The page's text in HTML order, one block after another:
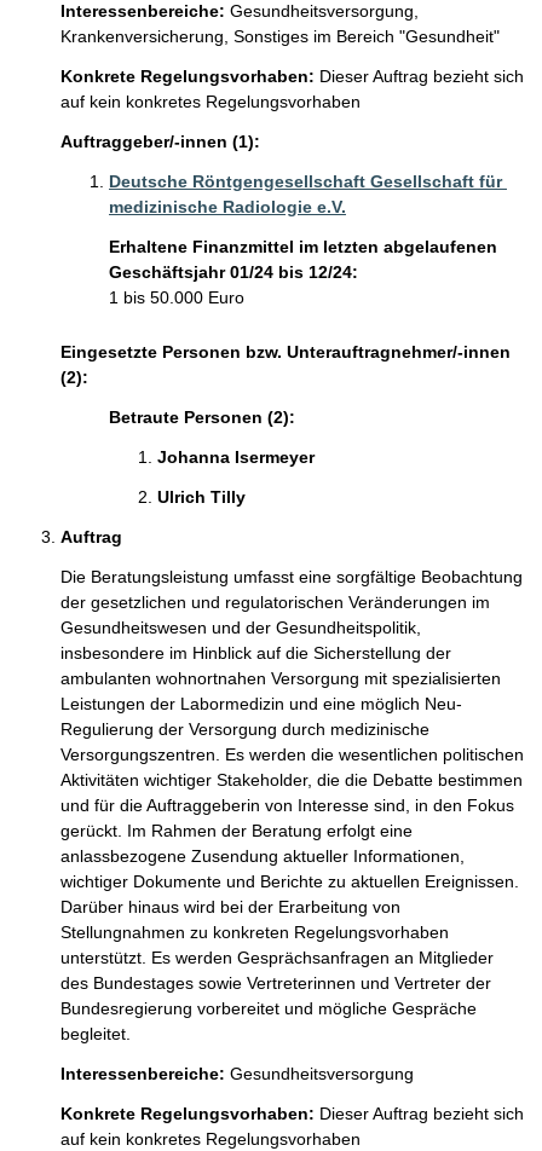
Interessenbereiche: Gesundheitsversorgung,
Krankenversicherung, Sonstiges im Bereich "Gesundheit"
Konkrete Regelungsvorhaben: Dieser Auftrag bezieht sich
auf kein konkretes Regelungsvorhaben
Auftraggeber/-innen (1):
Deutsche Röntgengesellschaft Gesellschaft für
medizinische Radiologie e.V.
Erhaltene Finanzmittel im letzten abgelaufenen
Geschäftsjahr 01/24 bis 12/24:
1 bis 50.000 Euro
Eingesetzte Personen bzw. Unterauftragnehmer/-innen
(2):
Betraute Personen (2):
Johanna Isermeyer
Ulrich Tilly
Auftrag
Die Beratungsleistung umfasst eine sorgfältige Beobachtung
der gesetzlichen und regulatorischen Veränderungen im
Gesundheitswesen und der Gesundheitspolitik,
insbesondere im Hinblick auf die Sicherstellung der
ambulanten wohnortnahen Versorgung mit spezialisierten
Leistungen der Labormedizin und eine möglich Neu-
Regulierung der Versorgung durch medizinische
Versorgungszentren. Es werden die wesentlichen politischen
Aktivitäten wichtiger Stakeholder, die die Debatte bestimmen
und für die Auftraggeberin von Interesse sind, in den Fokus
gerückt. Im Rahmen der Beratung erfolgt eine
anlassbezogene Zusendung aktueller Informationen,
wichtiger Dokumente und Berichte zu aktuellen Ereignissen.
Darüber hinaus wird bei der Erarbeitung von
Stellungnahmen zu konkreten Regelungsvorhaben
unterstützt. Es werden Gesprächsanfragen an Mitglieder
des Bundestages sowie Vertreterinnen und Vertreter der
Bundesregierung vorbereitet und mögliche Gespräche
begleitet.
Interessenbereiche: Gesundheitsversorgung
Konkrete Regelungsvorhaben: Dieser Auftrag bezieht sich
auf kein konkretes Regelungsvorhaben